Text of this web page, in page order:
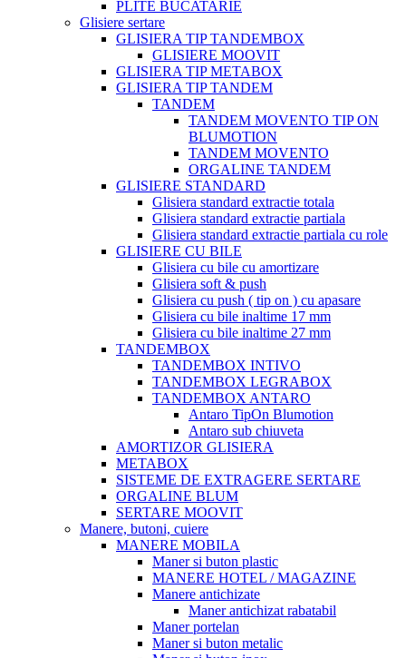
PLITE BUCATARIE
Glisiere sertare
GLISIERA TIP TANDEMBOX
GLISIERE MOOVIT
GLISIERA TIP METABOX
GLISIERA TIP TANDEM
TANDEM
TANDEM MOVENTO TIP ON
BLUMOTION
TANDEM MOVENTO
ORGALINE TANDEM
GLISIERE STANDARD
Glisiera standard extractie totala
Glisiera standard extractie partiala
Glisiera standard extractie partiala cu role
GLISIERE CU BILE
Glisiera cu bile cu amortizare
Glisiera soft & push
Glisiera cu push ( tip on ) cu apasare
Glisiera cu bile inaltime 17 mm
Glisiera cu bile inaltime 27 mm
TANDEMBOX
TANDEMBOX INTIVO
TANDEMBOX LEGRABOX
TANDEMBOX ANTARO
Antaro TipOn Blumotion
Antaro sub chiuveta
AMORTIZOR GLISIERA
METABOX
SISTEME DE EXTRAGERE SERTARE
ORGALINE BLUM
SERTARE MOOVIT
Manere, butoni, cuiere
MANERE MOBILA
Maner si buton plastic
MANERE HOTEL / MAGAZINE
Manere antichizate
Maner antichizat rabatabil
Maner portelan
Maner si buton metalic